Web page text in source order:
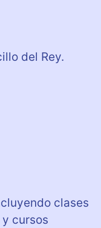
del Rey.
clases
cursos